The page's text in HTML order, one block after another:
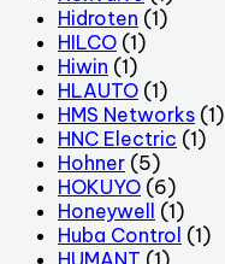
Hidroten (1)
HILCO (1)
Hiwin (1)
HLAUTO (1)
HMS Networks (1)
HNC Electric (1)
Hohner (5)
HOKUYO (6)
Honeywell (1)
Huba Control (1)
HUMANT (1)